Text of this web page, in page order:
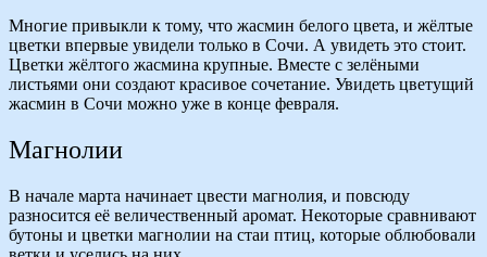
Многие привыкли к тому, что жасмин белого цвета, и жёлтые
цветки впервые увидели только в Сочи. А увидеть это стоит.
Цветки жёлтого жасмина крупные. Вместе с зелёными
листьями они создают красивое сочетание. Увидеть цветущий
жасмин в Сочи можно уже в конце февраля.
Магнолии
В начале марта начинает цвести магнолия, и повсюду
разносится её величественный аромат. Некоторые сравнивают
бутоны и цветки магнолии на стаи птиц, которые облюбовали